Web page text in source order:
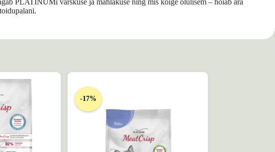
PLATINUMi värskuse ja mahlakuse ning mis kõige olulisem – hoiab ära
-17%